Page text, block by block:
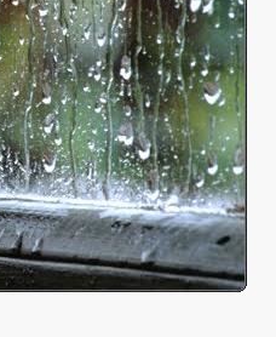
ARTE-
FANNY JEM WONG